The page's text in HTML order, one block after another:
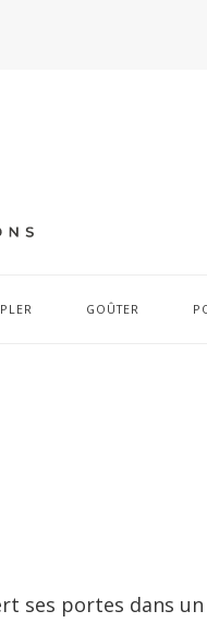
GOÛTER
ses portes dans